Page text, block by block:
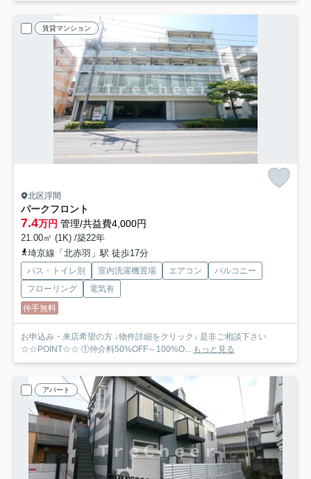
賃貸マンション
北区浮間
パークフロント
7.4万円 管理/共益費4,000円
21.00㎡ (1K) /築22年
埼京線「北赤羽」駅 徒歩17分
バス・トイレ別 室内洗濯機置場 エアコン
バルコニー
フローリング
電気有
仲手無料
お申込み・来店希望の方 ↓物件詳細をクリック↓ 是非ご相談下さい
☆☆POINT☆☆ ①仲介料50%OFF～100%O...
もっと見る
アパート